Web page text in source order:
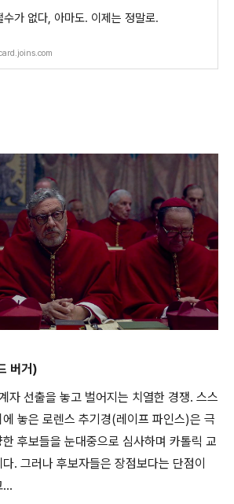
수가 없다, 아마도. 이제는 정말로.
버거)
자 선출을 놓고 벌어지는 치열한 경쟁. 스스
놓은 로렌스 추기경(레이프 파인스)은 극
후보들을 눈대중으로 심사하며 카톨릭 교
. 그러나 후보자들은 장점보다는 단점이
...